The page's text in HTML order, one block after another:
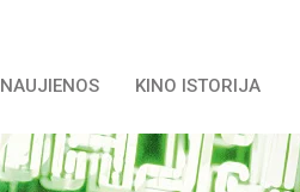
NAUJIENOS KINO ISTORIJA